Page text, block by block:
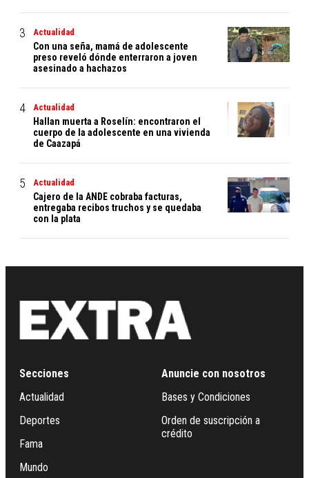
Actualidad
Con una seña, mamá de adolescente
preso reveló dónde enterraron a joven
asesinado a hachazos
Actualidad
Hallan muerta a Roselín: encontraron el
cuerpo de la adolescente en una vivienda
de Caazapá
Actualidad
Cajero de la ANDE cobraba facturas,
entregaba recibos truchos y se quedaba
con la plata
Secciones
Actualidad
Deportes
Fama
Mundo
Anuncie con nosotros
Bases y Condiciones
Orden de suscripción a
crédito